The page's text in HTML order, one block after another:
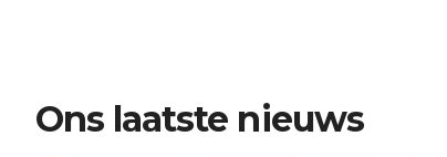
Ons laatste nieuws